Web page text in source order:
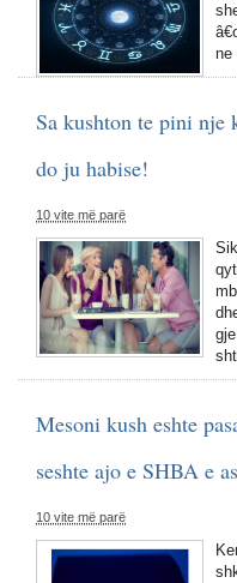
ne
Sa kushton te pini nje
do ju habise!
10 vite më parë
Mesoni kush eshte
seshte ajo e SHBA e
10 vite më parë